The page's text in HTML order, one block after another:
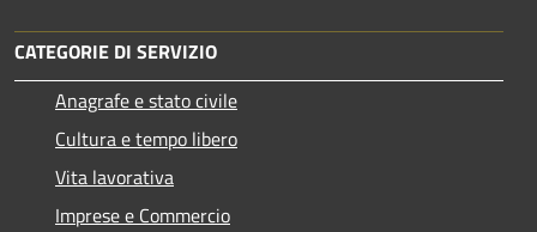
CATEGORIE DI SERVIZIO
Anagrafe e stato civile
Cultura e tempo libero
Vita lavorativa
Imprese e Commercio